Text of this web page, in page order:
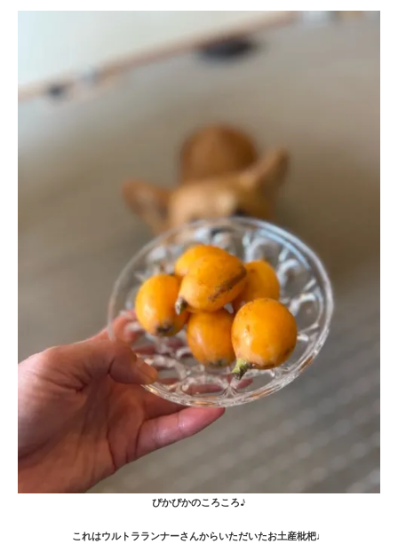
ぴかぴかのころころ♪
これはウルトラランナーさんからいただいたお土産枇杷♩